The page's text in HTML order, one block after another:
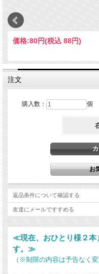
価格:80円(税込 88円)
注文
購入数： 個
返品条件について確認する
友達にメールですすめる
≪現在、おひとり様２本
す。≫
（※制限の内容は予告なく